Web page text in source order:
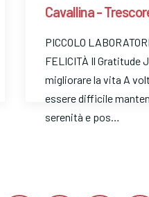
Cavallina -
PICCOLO
FELICITÀ Il Gratitude
migliorare la vita A
essere difficile
serenità e pos…